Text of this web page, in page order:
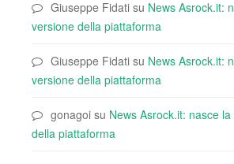
Giuseppe Fidati su News Asrock.it:
versione della piattaforma
Giuseppe Fidati su News Asrock.it:
versione della piattaforma
gonagoi su News Asrock.it: nasce
della piattaforma